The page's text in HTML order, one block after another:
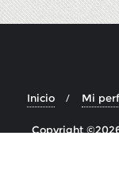
Inicio Mi
Copyright